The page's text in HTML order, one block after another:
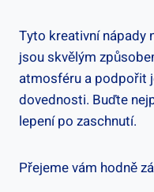
Tyto kreativní nápady
jsou skvělým
atmosféru a podpořit
dovednosti. Buďte
lepení po zaschnutí.
Přejeme vám hodně